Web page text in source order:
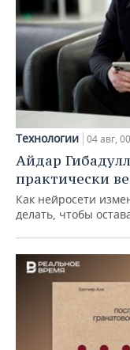
Технологии 04 авг,
Айдар
практически
Как нейросети
делать, чтобы